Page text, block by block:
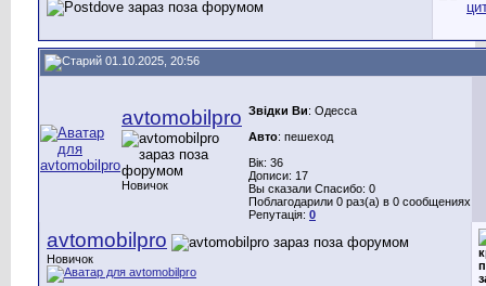
01.10.2025, 20:56
avtomobilpro
Новичок
Звідки Ви: Одесса
Авто: пешеход
Вік: 36
Дописи: 17
Вы сказали Спасибо: 0
Поблагодарили 0 раз(а) в 0 сообщениях
Репутація: 0
avtomobilpro
Новичок